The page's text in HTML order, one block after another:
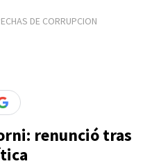
DE CORRUPCION
renunció tras